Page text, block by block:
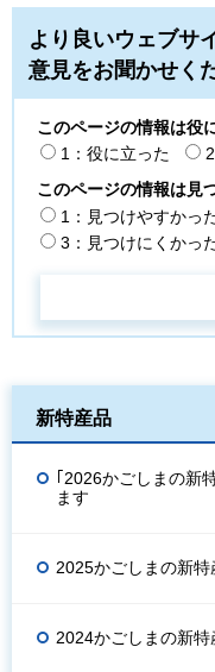
より良いウェブサ
意見をお聞かせく
このページの情報は役
1：役に立った
このページの情報は見
1：見つけやすかっ
3：見つけにくかっ
新特産品
｢2026かごしまの新
ます
2025かごしまの新
2024かごしまの新